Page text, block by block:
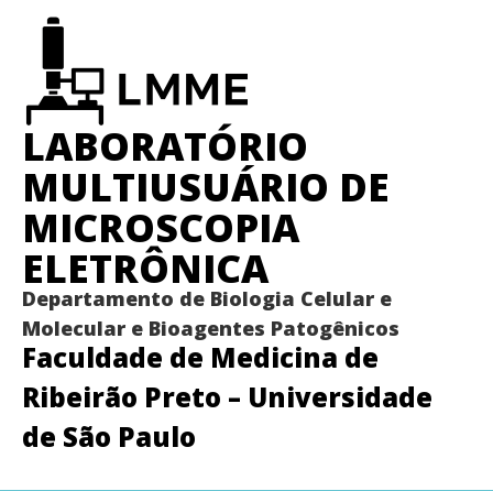
LABORATÓRIO
MULTIUSUÁRIO DE
MICROSCOPIA
ELETRÔNICA
Departamento de Biologia Celular e
Molecular e Bioagentes Patogênicos
Faculdade de Medicina de
Ribeirão Preto – Universidade
de São Paulo